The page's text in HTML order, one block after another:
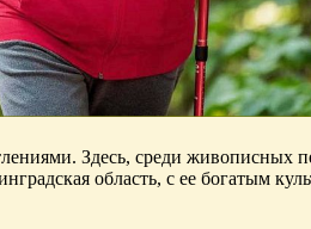
Здесь, среди живописных
область, с ее богатым